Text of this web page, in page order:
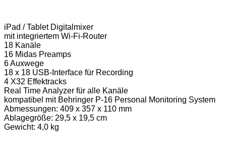
iPad / Tablet Digitalmixer
mit integriertem Wi-Fi-Router
18 Kanäle
16 Midas Preamps
6 Auxwege
18 x 18 USB-Interface für Recording
4 X32 Effektracks
Real Time Analyzer für alle Kanäle
kompatibel mit Behringer P-16 Personal Monitoring System
Abmessungen: 409 x 357 x 110 mm
Ablagegröße: 29,5 x 19,5 cm
Gewicht: 4,0 kg